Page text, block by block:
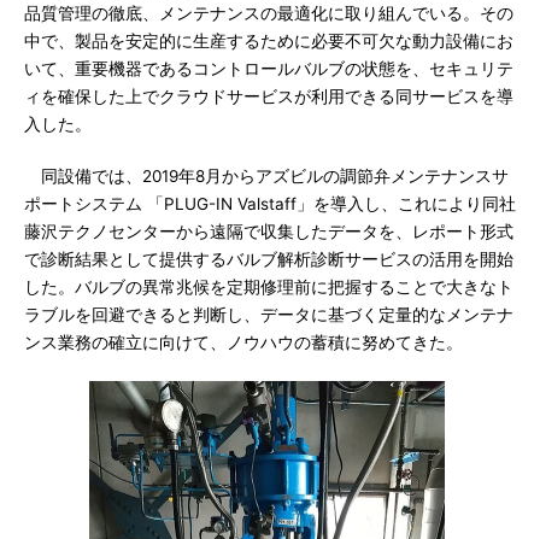
品質管理の徹底、メンテナンスの最適化に取り組んでいる。その
中で、製品を安定的に生産するために必要不可欠な動力設備にお
いて、重要機器であるコントロールバルブの状態を、セキュリテ
ィを確保した上でクラウドサービスが利用できる同サービスを導
入した。
同設備では、2019年8月からアズビルの調節弁メンテナンスサ
ポートシステム 「PLUG-IN Valstaff」を導入し、これにより同社
藤沢テクノセンターから遠隔で収集したデータを、レポート形式
で診断結果として提供するバルブ解析診断サービスの活用を開始
した。バルブの異常兆候を定期修理前に把握することで大きなト
ラブルを回避できると判断し、データに基づく定量的なメンテナ
ンス業務の確立に向けて、ノウハウの蓄積に努めてきた。